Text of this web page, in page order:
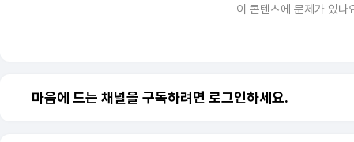
이 콘텐츠에 문제가 있나
마음에 드는 채널을 구독하려면 로그인하세요.